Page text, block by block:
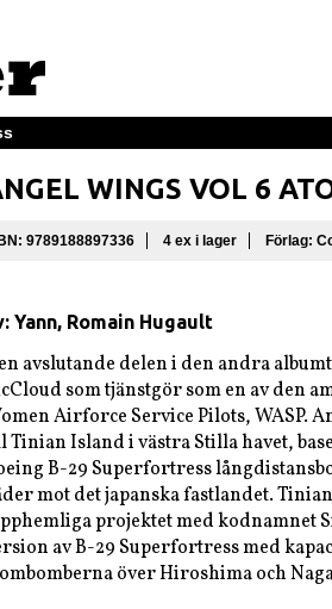
WINGS VOL 6
9789188897336 4 ex i lager Förlag:
Yann, Romain Hugault
avslutande delen i den andra
som tjänstgör som en av den
Airforce Service Pilots, WASP.
Tinian Island i västra Stilla havet,
B-29 Superfortress
mot det japanska fastlandet.
projektet med kodnamnet
av B-29 Superfortress med
över Hiroshima och